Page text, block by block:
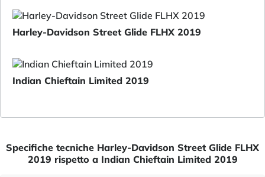
Harley-Davidson Street Glide FLHX 2019
Indian Chieftain Limited 2019
Specifiche tecniche Harley-Davidson Street Glide FLHX
2019 rispetto a Indian Chieftain Limited 2019